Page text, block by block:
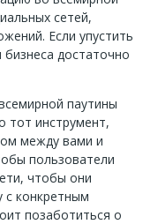
сетей,
Если упустить
достаточно
паутины
тот инструмент,
между вами и
пользователи
чтобы они
с конкретным
позаботиться о